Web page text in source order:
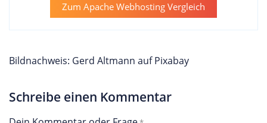
Zum Apache Webhosting Vergleich
Bildnachweis: Gerd Altmann auf Pixabay
Schreibe einen Kommentar